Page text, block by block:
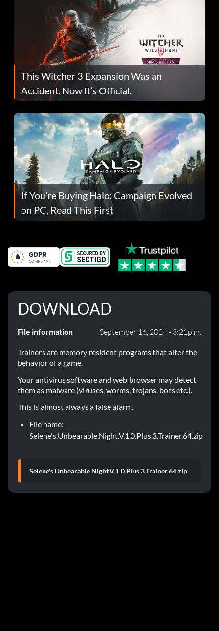
This Witcher 3 Expansion Was an
Accident. Now It’s Official.
If You’re Buying Halo: Campaign Evolved
on PC, Read This First
DOWNLOAD
File information September 16, 2024 - 3:21p.m.
Trainers are memory resident programs that alter the
behavior of a game.
Your antivirus software and web browser may detect
them as malware (viruses, worms, trojans, bots etc.).
This is almost always a false alarm.
File name:
Selene's.Unbearable.Night.V.1.0.Plus.3.Trainer.64.zip
Selene's.Unbearable.Night.V.1.0.Plus.3.Trainer.64.zip